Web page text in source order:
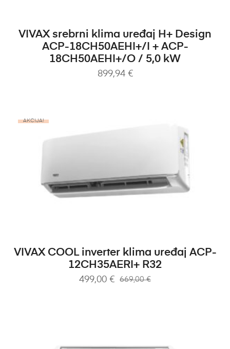
DODAJ U KOŠARICU
VIVAX srebrni klima uređaj H+ Design
ACP-18CH50AEHI+/I + ACP-
18CH50AEHI+/O / 5,0 kW
899,94 €
AKCIJA!
DODAJ U KOŠARICU
VIVAX COOL inverter klima uređaj ACP-
12CH35AERI+ R32
669,00€
499,00 €